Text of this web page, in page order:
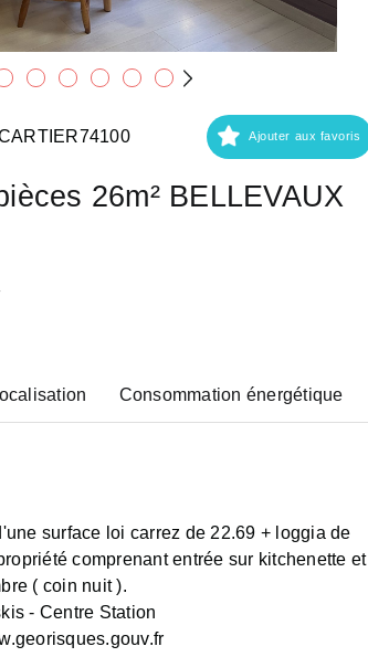
Ajouter aux favoris
26m² BELLEVAUX
Consommation énergétique
surface loi carrez de 22.69 + loggia de
comprenant entrée sur kitchenette et
( coin nuit ).
- Centre Station